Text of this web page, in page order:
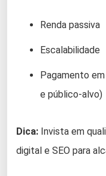
Renda passiva
Escalabilidade
Pagamento
e público-alvo)
Dica: Invista em
digital e SEO para